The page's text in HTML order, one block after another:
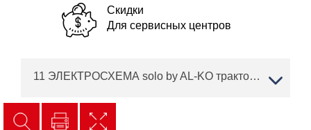
Скидки
Для сервисных центров
11 ЭЛЕКТРОСХЕМА solo by AL-KO трактор T 15-95.6 HD A Артикул: 127367 с 04/2018 по 06/2018 года